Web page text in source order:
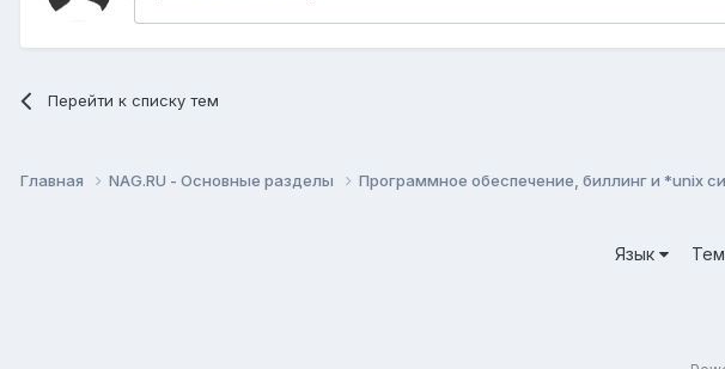
Перейти к списку тем
Главная NAG.RU - Основные разделы Программное обеспечение, биллинг и *unix
Язык